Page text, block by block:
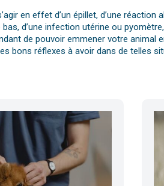
en effet d’un épillet, d’une
d’une infection utérine ou
de pouvoir emmener votre animal
bons réflexes à avoir dans de telles